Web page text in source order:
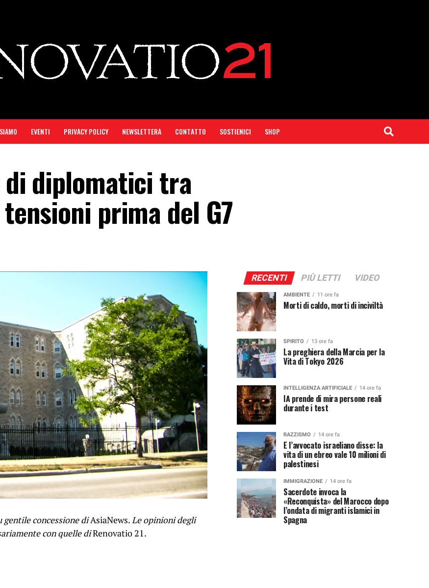
EVENTI PRIVACY POLICY NEWSLETTERA CONTATTO SOSTIENICI SHOP
di diplomatici tra
prima del G7
gentile concessione diAsiaNews.Le opinioni degli
con quelle diRenovatio 21.
RECENTI PIÙ LETTI VIDEO
AMBIENTE 11 ore fa
Morti di caldo, morti di inciviltà
SPIRITO 13 ore fa
La preghiera della Marcia per la
Vita di Tokyo 2026
INTELLIGENZA ARTIFICIALE 14 ore fa
IA prende di mira persone reali
durante i test
RAZZISMO 14 ore fa
E l’avvocato israeliano disse: la
vita di un ebreo vale 10 milioni di
palestinesi
IMMIGRAZIONE 14 ore fa
Sacerdote invoca la
«Reconquista» del Marocco dopo
l’ondata di migranti islamici in
Spagna